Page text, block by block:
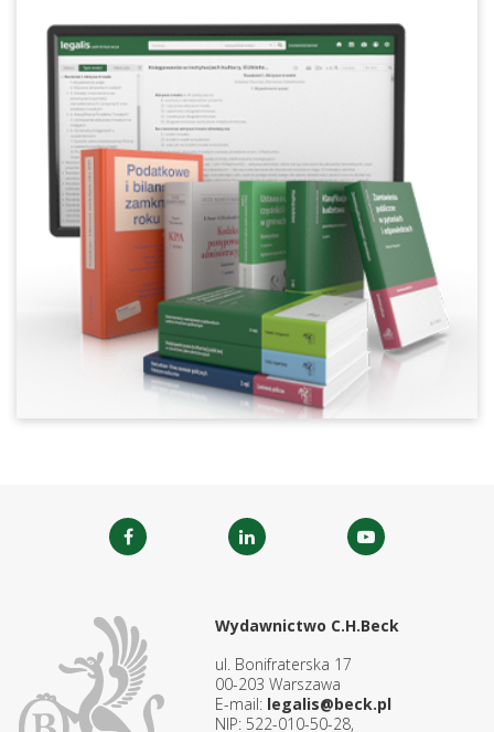
Wydawnictwo C.H.Beck
ul. Bonifraterska 17
00-203 Warszawa
E-mail: legalis@beck.pl
NIP: 522-010-50-28,